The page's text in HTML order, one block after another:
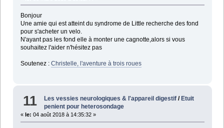
Bonjour
Une amie qui est atteint du syndrome de Little recherche des fond
pour s'acheter un velo.
N'ayant pas les fond elle à monter une cagnotte,alors si vous
souhaitez l'aider n'hésitez pas
Soutenez : Christelle, l'aventure à trois roues
11 Les vessies neurologiques & l'appareil digestif /Etuit
penient pour heterosondage
« le: 04 août 2018 à 14:35:32 »